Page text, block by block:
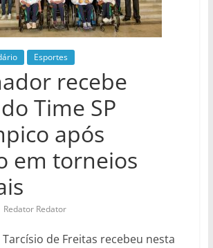
Esportes
recebe
Time SP
após
em torneios
Redator Redator
de Freitas recebeu nesta